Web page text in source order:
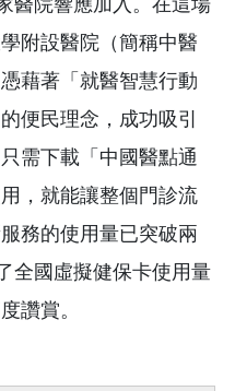
醫院響應加入。在這場
附設醫院（簡稱中醫
藉著「就醫智慧行動
便民理念，成功吸引
需下載「中國醫點通
，就能讓整個門診流
務的使用量已突破兩
全國虛擬健保卡使用量
讚賞。